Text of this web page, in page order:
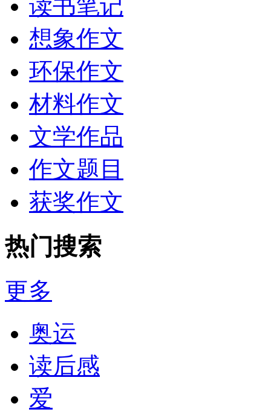
读书笔记
想象作文
环保作文
材料作文
文学作品
作文题目
获奖作文
热门搜索
更多
奥运
读后感
爱